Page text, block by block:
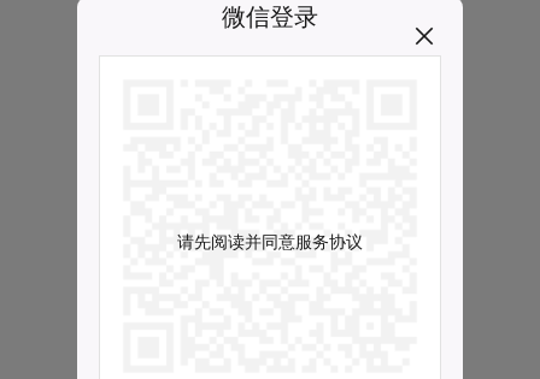
微信登录
请先阅读并同意服务协议